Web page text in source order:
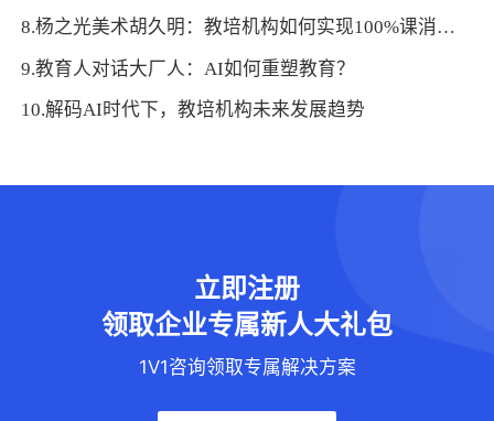
8.杨之光美术胡久明：教培机构如何实现100%课消，让利润倍增
9.教育人对话大厂人：AI如何重塑教育？
10.解码AI时代下，教培机构未来发展趋势
立即注册
领取企业专属新人大礼包
1V1咨询领取专属解决方案